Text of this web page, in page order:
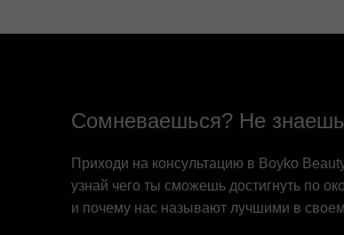
Сомневаешься? Не
Приходи на консультацию в Boyko
узнай чего ты сможешь достигнуть по
и почему нас называют лучшими в